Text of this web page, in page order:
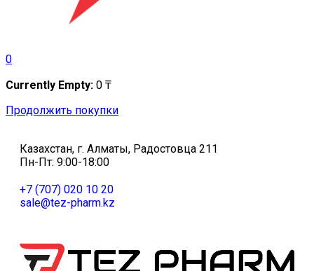
0
Currently Empty: 0 ₸
Продолжить покупки
Казахстан, г. Алматы, Радостовца 211
Пн-Пт: 9:00-18:00
+7 (707) 020 10 20
sale@tez-pharm.kz